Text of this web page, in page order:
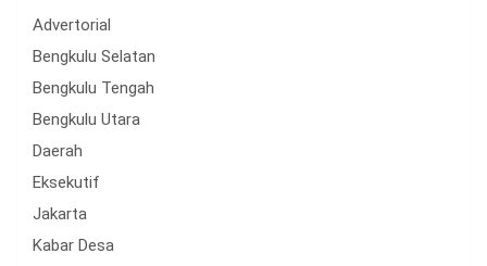
Advertorial
Bengkulu Selatan
Bengkulu Tengah
Bengkulu Utara
Daerah
Eksekutif
Jakarta
Kabar Desa